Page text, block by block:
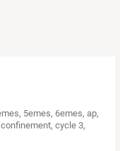
, 5emes, 6emes,ap,
confinement,cycle 3,